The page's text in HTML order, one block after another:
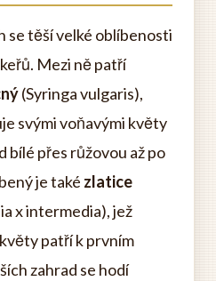
se těší velké oblíbenosti
Mezi ně patří
(Syringa vulgaris),
svými voňavými květy
bílé přes růžovou až po
je také zlatice
x intermedia), jež
patří k prvním
zahrad se hodí